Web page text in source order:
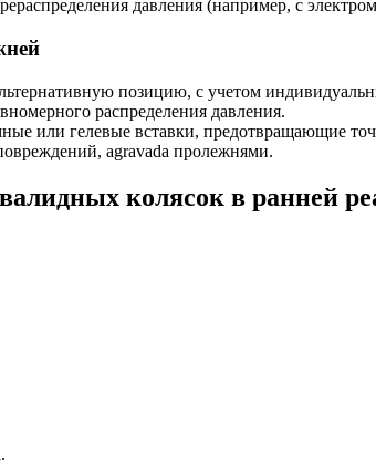
давления (например, с
позицию, с учетом
распределения давления.
или гелевые вставки, предотвращающие
agravada пролежнями.
колясок в ранней